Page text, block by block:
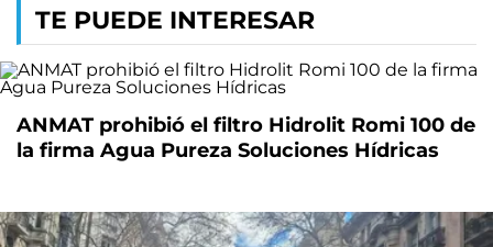
TE PUEDE INTERESAR
ANMAT prohibió el filtro Hidrolit Romi 100 de
la firma Agua Pureza Soluciones Hídricas